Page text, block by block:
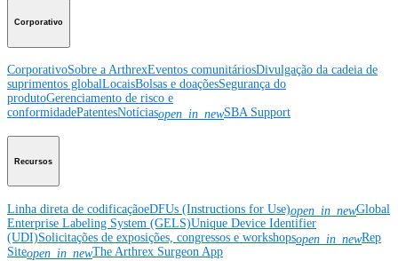
Corporativo
CorporativoSobre a ArthrexEventos comunitáriosDivulgação da cadeia de
suprimentos globalLocaisBolsas e doaçõesSegurança do
produtoGerenciamento de risco e
conformidadePatentesNotíciasopen_in_newSBA Support
Recursos
Linha direta de codificaçãoeDFUs (Instructions for Use)open_in_newGlobal
Enterprise Labeling System (GELS)Unique Device Identifier
(UDI)Solicitações de exposições, congressos e workshopsopen_in_newRep
Siteopen_in_newThe Arthrex Surgeon App